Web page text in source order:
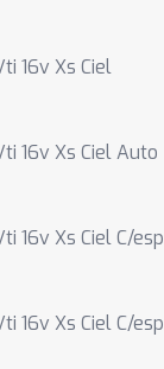
16v Xs Ciel
16v Xs Ciel Auto
16v Xs Ciel C/esp
16v Xs Ciel C/